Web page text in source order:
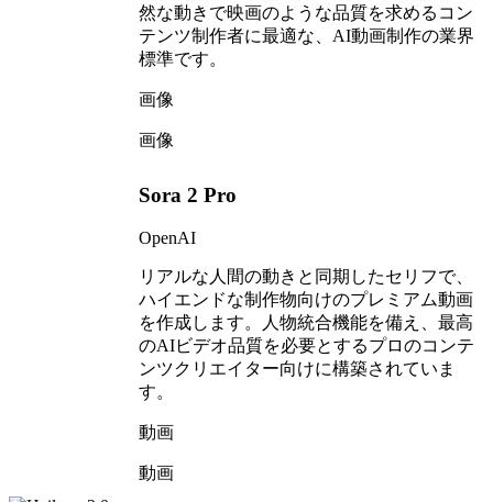
然な動きで映画のような品質を求めるコン
テンツ制作者に最適な、AI動画制作の業界
標準です。
画像
画像
Sora 2 Pro
OpenAI
リアルな人間の動きと同期したセリフで、
ハイエンドな制作物向けのプレミアム動画
を作成します。人物統合機能を備え、最高
のAIビデオ品質を必要とするプロのコンテ
ンツクリエイター向けに構築されていま
す。
動画
動画